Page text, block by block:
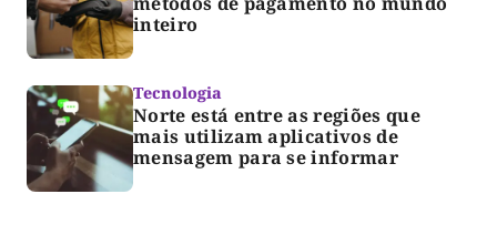
inteiro
Tecnologia
Norte está entre as regiões que
mais utilizam aplicativos de
mensagem para se informar